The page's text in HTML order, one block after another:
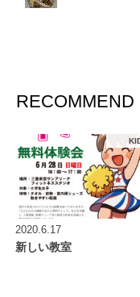
RECOMMEND
2020.6.17
新しい教室